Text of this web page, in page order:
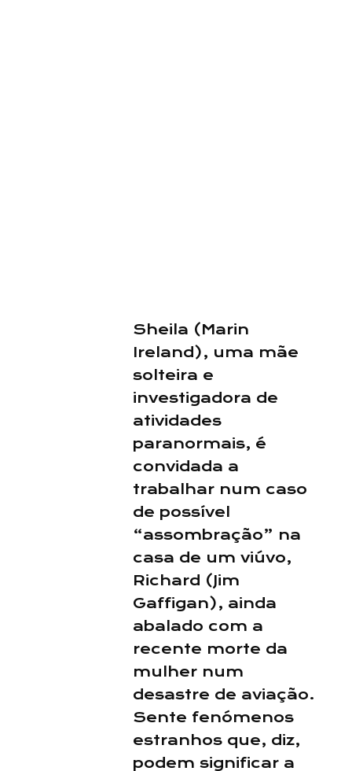
Sheila (Marin
Ireland), uma mãe
solteira e
investigadora de
atividades
paranormais, é
convidada a
trabalhar num caso
de possível
“assombração” na
casa de um viúvo,
Richard (Jim
Gaffigan), ainda
abalado com a
recente morte da
mulher num
desastre de aviação.
Sente fenómenos
estranhos que, diz,
podem significar a